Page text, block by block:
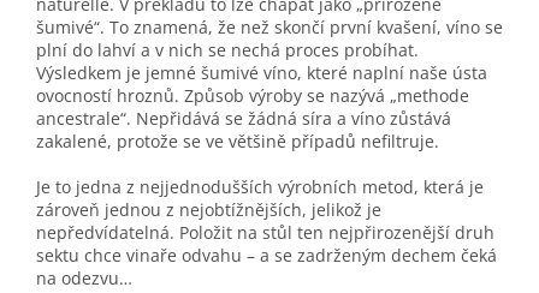
šumivé“. To znamená, že než skončí první kvašení, víno se
plní do lahví a v nich se nechá proces probíhat.
Výsledkem je jemné šumivé víno, které naplní naše ústa
ovocností hroznů. Způsob výroby se nazývá „methode
ancestrale“. Nepřidává se žádná síra a víno zůstává
zakalené, protože se ve většině případů nefiltruje.
Je to jedna z nejjednodušších výrobních metod, která je
zároveň jednou z nejobtížnějších, jelikož je
nepředvídatelná. Položit na stůl ten nejpřirozenější druh
sektu chce vinaře odvahu – a se zadrženým dechem čeká
na odezvu…